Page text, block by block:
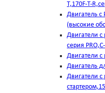
T,170F-T-
Двигатель с
(высокие
Двигатели с
серия
Двигатели
Двигатель
Двигатели